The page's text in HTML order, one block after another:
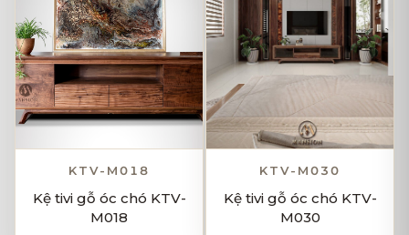
KTV-M018
Kệ tivi gỗ óc chó KTV-
M018
KTV-M030
Kệ tivi gỗ óc chó KTV-
M030